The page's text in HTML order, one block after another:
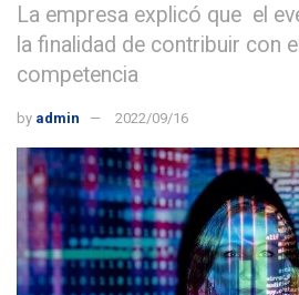
La empresa explicó que el
la finalidad de contribuir con
competencia
by admin 2022/09/16